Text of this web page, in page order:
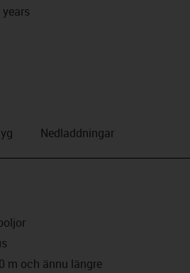
Nedladdningar
m och ännu längre